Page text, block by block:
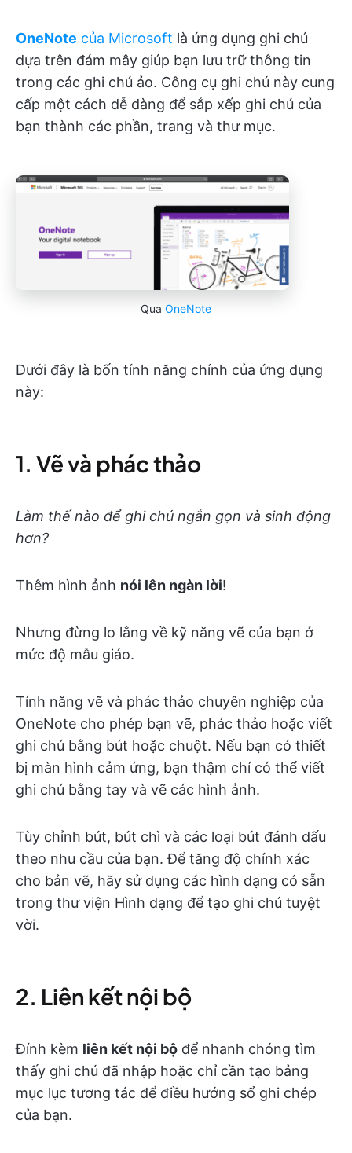
OneNote của Microsoft là ứng dụng ghi chú
dựa trên đám mây giúp bạn lưu trữ thông tin
trong các ghi chú ảo. Công cụ ghi chú này cung
cấp một cách dễ dàng để sắp xếp ghi chú của
bạn thành các phần, trang và thư mục.
Qua OneNote
Dưới đây là bốn tính năng chính của ứng dụng
này:
1. Vẽ và phác thảo
Làm thế nào để ghi chú ngắn gọn và sinh động
hơn?
Thêm hình ảnh nói lên ngàn lời!
Nhưng đừng lo lắng về kỹ năng vẽ của bạn ở
mức độ mẫu giáo.
Tính năng vẽ và phác thảo chuyên nghiệp của
OneNote cho phép bạn vẽ, phác thảo hoặc viết
ghi chú bằng bút hoặc chuột. Nếu bạn có thiết
bị màn hình cảm ứng, bạn thậm chí có thể viết
ghi chú bằng tay và vẽ các hình ảnh.
Tùy chỉnh bút, bút chì và các loại bút đánh dấu
theo nhu cầu của bạn. Để tăng độ chính xác
cho bản vẽ, hãy sử dụng các hình dạng có sẵn
trong thư viện Hình dạng để tạo ghi chú tuyệt
vời.
2. Liên kết nội bộ
Đính kèm liên kết nội bộ để nhanh chóng tìm
thấy ghi chú đã nhập hoặc chỉ cần tạo bảng
mục lục tương tác để điều hướng sổ ghi chép
của bạn.